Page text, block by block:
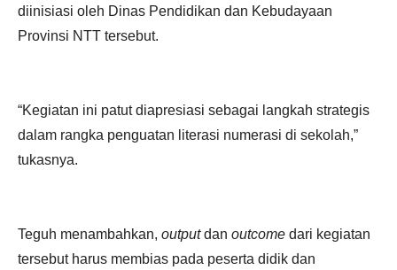
diinisiasi oleh Dinas Pendidikan dan Kebudayaan
Provinsi NTT tersebut.
“Kegiatan ini patut diapresiasi sebagai langkah strategis
dalam rangka penguatan literasi numerasi di sekolah,”
tukasnya.
Teguh menambahkan, outputdan outcome dari kegiatan
tersebut harus membias pada peserta didik dan